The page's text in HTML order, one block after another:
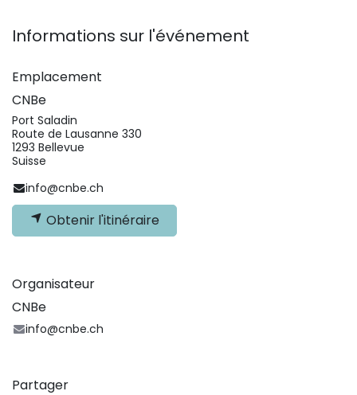
Informations sur l'événement
Emplacement
CNBe
Port Saladin
Route de Lausanne 330
1293 Bellevue
Suisse
info@cnbe.ch
Obtenir l'itinéraire
Organisateur
CNBe
info@cnbe.ch
Partager